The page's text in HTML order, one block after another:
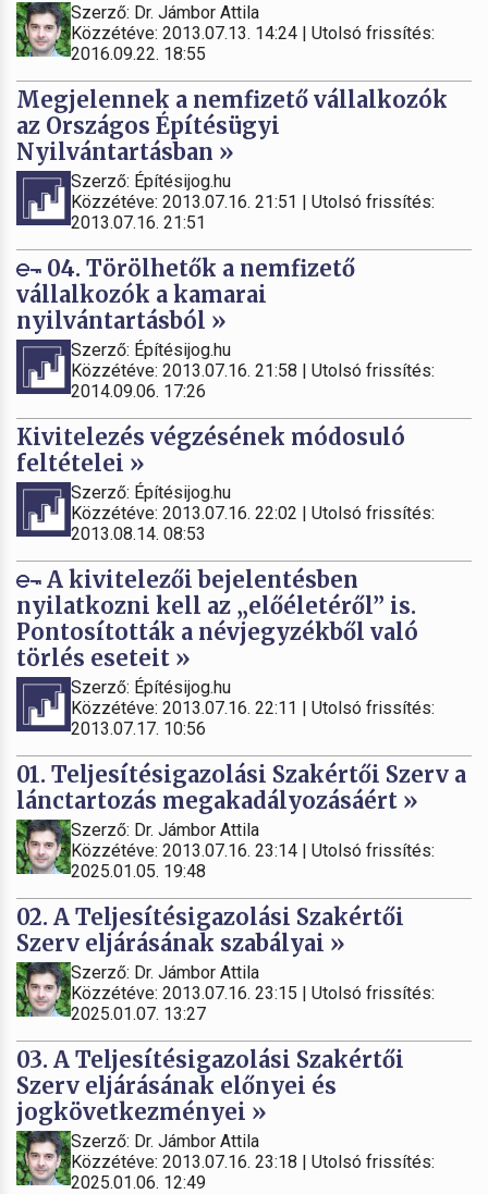
Szerző: Dr. Jámbor Attila
Közzétéve: 2013.07.13. 14:24 | Utolsó frissítés:
2016.09.22. 18:55
Megjelennek a nemfizető vállalkozók
az Országos Építésügyi
Nyilvántartásban »
Szerző: Építésijog.hu
Közzétéve: 2013.07.16. 21:51 | Utolsó frissítés:
2013.07.16. 21:51
04. Törölhetők a nemfizető
vállalkozók a kamarai
nyilvántartásból »
Szerző: Építésijog.hu
Közzétéve: 2013.07.16. 21:58 | Utolsó frissítés:
2014.09.06. 17:26
Kivitelezés végzésének módosuló
feltételei »
Szerző: Építésijog.hu
Közzétéve: 2013.07.16. 22:02 | Utolsó frissítés:
2013.08.14. 08:53
A kivitelezői bejelentésben
nyilatkozni kell az „előéletéről” is.
Pontosították a névjegyzékből való
törlés eseteit »
Szerző: Építésijog.hu
Közzétéve: 2013.07.16. 22:11 | Utolsó frissítés:
2013.07.17. 10:56
01. Teljesítésigazolási Szakértői Szerv a
lánctartozás megakadályozásáért »
Szerző: Dr. Jámbor Attila
Közzétéve: 2013.07.16. 23:14 | Utolsó frissítés:
2025.01.05. 19:48
02. A Teljesítésigazolási Szakértői
Szerv eljárásának szabályai »
Szerző: Dr. Jámbor Attila
Közzétéve: 2013.07.16. 23:15 | Utolsó frissítés:
2025.01.07. 13:27
03. A Teljesítésigazolási Szakértői
Szerv eljárásának előnyei és
jogkövetkezményei »
Szerző: Dr. Jámbor Attila
Közzétéve: 2013.07.16. 23:18 | Utolsó frissítés:
2025.01.06. 12:49